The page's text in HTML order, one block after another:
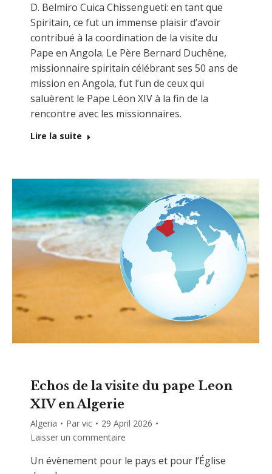
D. Belmiro Cuica Chissengueti: en tant que
Spiritain, ce fut un immense plaisir d’avoir
contribué à la coordination de la visite du
Pape en Angola. Le Père Bernard Duchêne,
missionnaire spiritain célébrant ses 50 ans de
mission en Angola, fut l’un de ceux qui
saluèrent le Pape Léon XIV à la fin de la
rencontre avec les missionnaires.
Lire la suite
Echos de la visite du pape Leon
XIV en Algerie
Algeria Par vic
29 April 2026
Laisser un commentaire
Un évènement pour le pays et pour l’Église